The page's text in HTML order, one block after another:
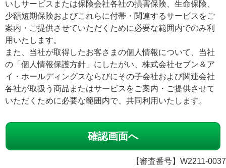
いしサービスまたは保険会社各社の損害保険、生命保険、
少額短期保険およびこれらに付帯・関連するサービスをご
案内・ご提供させていただくために必要な範囲内でのみ利
用いたします。
また、当社が取得したお客さまの個人情報について、当社
の「個人情報保護方針」にしたがい、株式会社セブン＆ア
イ・ホールディングスならびにその子会社および関連会社
各社が取扱う商品またはサービスをご案内・ご提供させて
いただくために必要な範囲内で、共同利用いたします。
【審査番号】W2211-0037